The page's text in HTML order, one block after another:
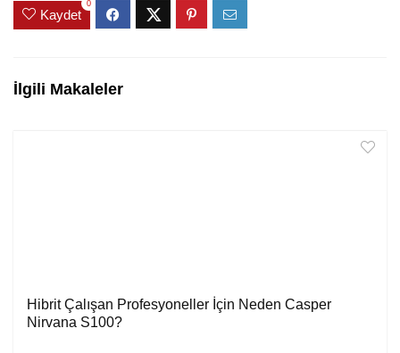
Kaydet
0
İlgili Makaleler
Hibrit Çalışan Profesyoneller İçin Neden Casper
Nirvana S100?